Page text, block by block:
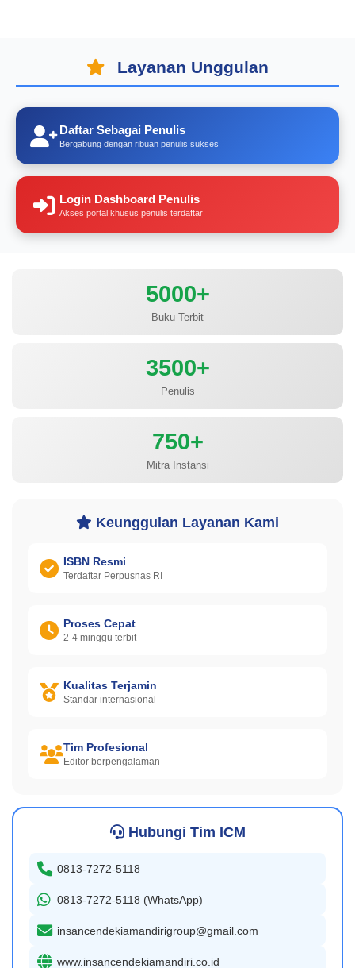
Layanan Unggulan
Daftar Sebagai Penulis
Bergabung dengan ribuan penulis sukses
Login Dashboard Penulis
Akses portal khusus penulis terdaftar
5000+
Buku Terbit
3500+
Penulis
750+
Mitra Instansi
Keunggulan Layanan Kami
ISBN Resmi
Terdaftar Perpusnas RI
Proses Cepat
2-4 minggu terbit
Kualitas Terjamin
Standar internasional
Tim Profesional
Editor berpengalaman
Hubungi Tim ICM
0813-7272-5118
0813-7272-5118 (WhatsApp)
insancendekiamandirigroup@gmail.com
www.insancendekiamandiri.co.id